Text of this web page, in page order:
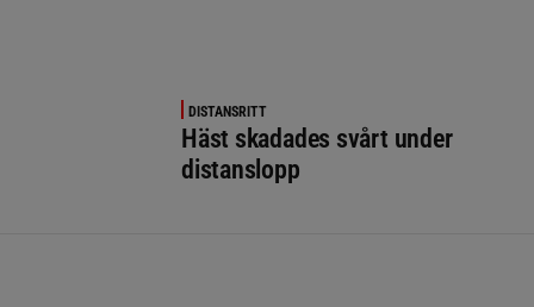
DISTANSRITT
Häst skadades svårt under
distanslopp